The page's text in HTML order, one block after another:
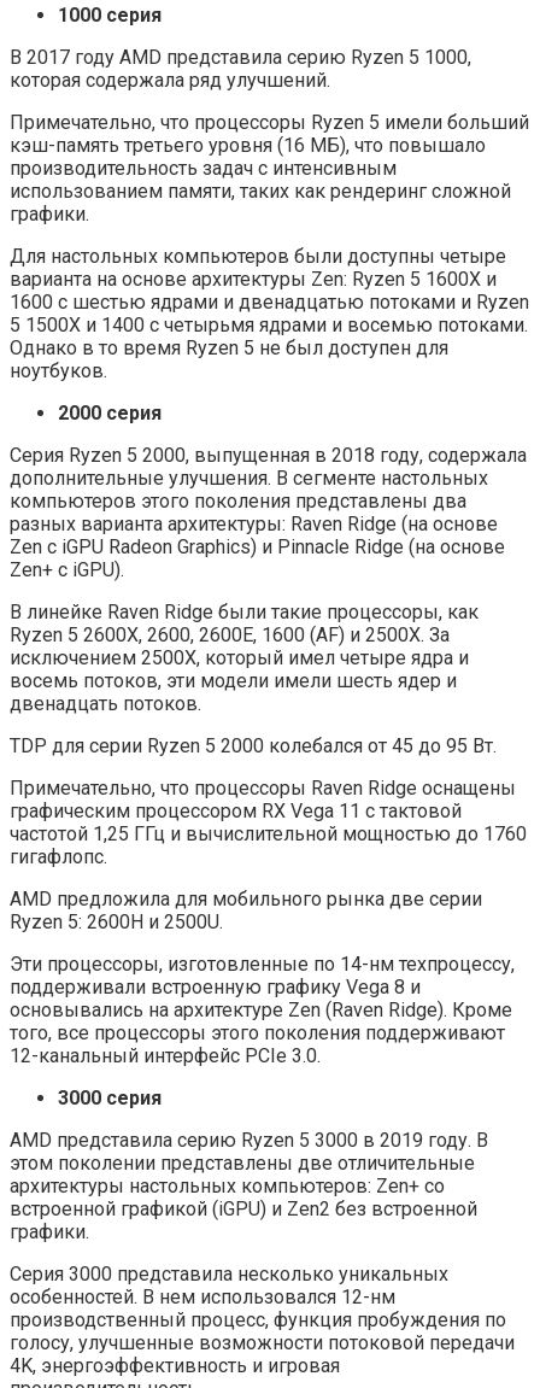
1000 серия
В 2017 году AMD представила серию Ryzen 5 1000,
которая содержала ряд улучшений.
Примечательно, что процессоры Ryzen 5 имели больший
кэш-память третьего уровня (16 МБ), что повышало
производительность задач с интенсивным
использованием памяти, таких как рендеринг сложной
графики.
Для настольных компьютеров были доступны четыре
варианта на основе архитектуры Zen: Ryzen 5 1600X и
1600 с шестью ядрами и двенадцатью потоками и Ryzen
5 1500X и 1400 с четырьмя ядрами и восемью потоками.
Однако в то время Ryzen 5 не был доступен для
ноутбуков.
2000 серия
Серия Ryzen 5 2000, выпущенная в 2018 году, содержала
дополнительные улучшения. В сегменте настольных
компьютеров этого поколения представлены два
разных варианта архитектуры: Raven Ridge (на основе
Zen с iGPU Radeon Graphics) и Pinnacle Ridge (на основе
Zen+ с iGPU).
В линейке Raven Ridge были такие процессоры, как
Ryzen 5 2600X, 2600, 2600E, 1600 (AF) и 2500X. За
исключением 2500X, который имел четыре ядра и
восемь потоков, эти модели имели шесть ядер и
двенадцать потоков.
TDP для серии Ryzen 5 2000 колебался от 45 до 95 Вт.
Примечательно, что процессоры Raven Ridge оснащены
графическим процессором RX Vega 11 с тактовой
частотой 1,25 ГГц и вычислительной мощностью до 1760
гигафлопс.
AMD предложила для мобильного рынка две серии
Ryzen 5: 2600H и 2500U.
Эти процессоры, изготовленные по 14-нм техпроцессу,
поддерживали встроенную графику Vega 8 и
основывались на архитектуре Zen (Raven Ridge). Кроме
того, все процессоры этого поколения поддерживают
12-канальный интерфейс PCIe 3.0.
3000 серия
AMD представила серию Ryzen 5 3000 в 2019 году. В
этом поколении представлены две отличительные
архитектуры настольных компьютеров: Zen+ со
встроенной графикой (iGPU) и Zen2 без встроенной
графики.
Серия 3000 представила несколько уникальных
особенностей. В нем использовался 12-нм
производственный процесс, функция пробуждения по
голосу, улучшенные возможности потоковой передачи
4K, энергоэффективность и игровая